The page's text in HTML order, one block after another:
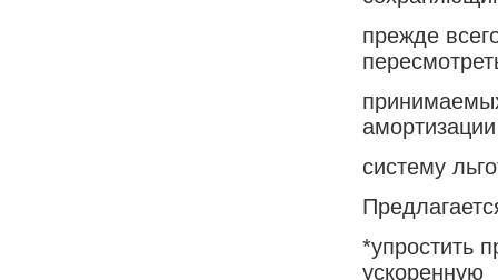
прежде
систему
*упростить
ускоренную